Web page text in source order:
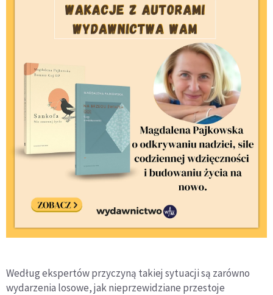
Według ekspertów przyczyną takiej sytuacji są zarówno
wydarzenia losowe, jak nieprzewidziane przestoje